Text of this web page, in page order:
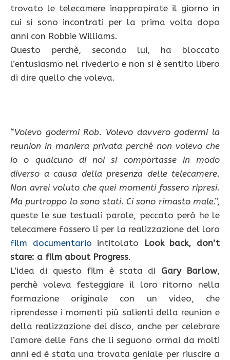
trovato le telecamere inappropirate il giorno in
cui si sono incontrati per la prima volta dopo
anni con Robbie Williams.
Questo perchè, secondo lui, ha bloccato
l’entusiasmo nel rivederlo e non si è sentito libero
di dire quello che voleva.
“Volevo godermi Rob. Volevo davvero godermi la
reunion in maniera privata perché non volevo che
io o qualcuno di noi si comportasse in modo
diverso a causa della presenza delle telecamere.
Non avrei voluto che quei momenti fossero ripresi.
Ma purtroppo lo sono stati. Ci sono rimasto male.”,
queste le sue testuali parole, peccato però he le
telecamere fossero lì per la realizzazione del loro
film documentario intitolato
Look back, don’t
stare: a film about Progress.
L’idea di questo film è stata di Gary Barlow,
perchè voleva festeggiare il loro ritorno nella
formazione originale con un video, che
riprendesse i momenti più salienti della reunion e
della realizzazione del disco, anche per celebrare
l’amore delle fans che li seguono ormai da molti
anni ed è stata una trovata geniale per riuscire a